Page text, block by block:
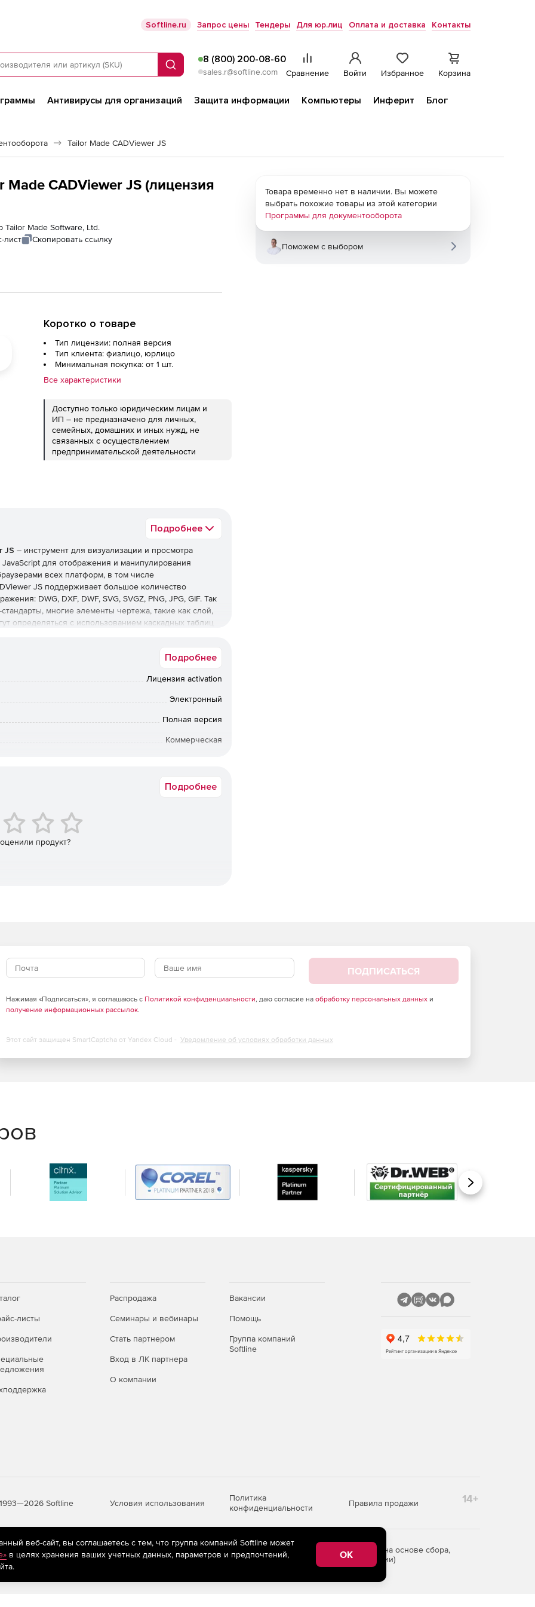
Softline.ru Запрос цены Тендеры Для юр.лиц Оплата и доставка Контакты
Поиск
8 (800) 200-08-60
sales.r@softline.com Сравнение Войти Избранное Корзина
Антивирусы для организаций Защита информации Компьютеры Инферит
Блог
Tailor Made CADViewer JS
CADViewer JS (лицензия
Made Software, Ltd.
лист Скопировать ссылку
Коротко о товаре
Тип лицензии: полная версия
Тип клиента: физлицо, юрлицо
Минимальная покупка: от 1 шт.
Все характеристики
Доступно только юридическим лицам и
ИП – не предназначено для личных,
семейных, домашних и иных нужд, не
связанных с осуществлением
предпринимательской деятельности
Подробнее
JS – инструмент для визуализации и просмотра
для отображения и манипулирования
всех платформ, в том числе
JS поддерживает большое количество
DWG, DXF, DWF, SVG, SVGZ, PNG, JPG, GIF. Так
многие элементы чертежа, такие как слой,
определяться с использованием каскадных таблиц
списка слоев, включая сортировку,
осуществлять поиск на отдельных текстовых
экземпляров строки.
для удобного вывода детали, но при этом
цвета и типа штриховки объектов.
Подробнее
Лицензия activation
Электронный
Полная версия
Коммерческая
Подробнее
продукт?
Товара временно нет в наличии. Вы можете
выбрать похожие товары из этой категории
Программы для документооборота
Поможем с выбором
ПОДПИСАТЬСЯ
Нажимая «Подписаться», я соглашаюсь с Политикой конфиденциальности, даю согласие на обработку персональных данныхи
получение информационных рассылок.
Этот сайт защищен SmartCaptcha от Yandex Cloud - Уведомление об условиях обработки данных
Вперед
листы
Распродажа
Семинары и вебинары
Стать партнером
Вход в ЛК партнера
О компании
Вакансии
Помощь
Группа компаний
Softline
Softline Условия использования
Политика
конфиденциальности
Правила продажи 14+
рекомендательные технологии
(информационные технологии предоставления информации на основе сбора,
пользователей сети «Интернет», находящихся на территории Российской Федерации)
веб-сайт, вы соглашаетесь с тем, что группа компаний Softline может
в целях хранения ваших учетных данных, параметров и предпочтений,
OK